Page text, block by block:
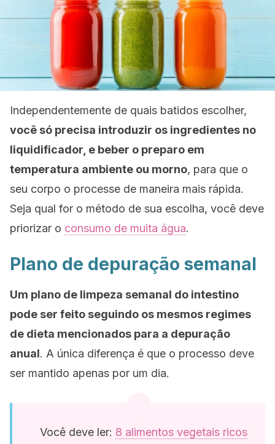
Independentemente de quais batidos escolher,
você só precisa introduzir os ingredientes no
liquidificador, e beber o preparo em
temperatura ambiente ou morno, para que o
seu corpo o processe de maneira mais rápida.
Seja qual for o método de sua escolha, você deve
priorizar o consumo de muita água.
Plano de depuração semanal
Um plano de limpeza semanal do intestino
pode ser feito seguindo os mesmos regimes
de dieta mencionados para a depuração
anual. A única diferença é que o processo deve
ser mantido apenas por um dia.
Você deve ler: 8 alimentos vegetais ricos